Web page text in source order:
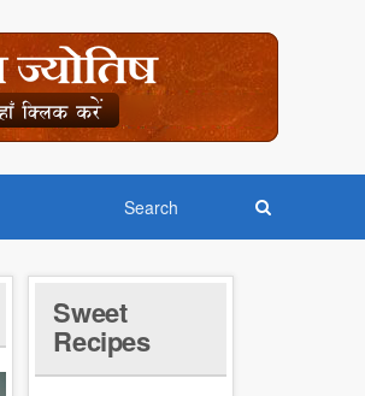
Sweet
Recipes